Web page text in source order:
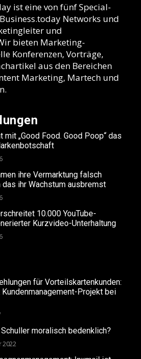
ist eine von fünf Special-
Networks und
und
bieten Marketing-
Konferenzen, Vorträge,
aus den Bereichen
Marketing, Martech und
„Good Food. Good Poop“ das
ihre Vermarktung falsch
das ihr Wachstum ausbremst
10.000 YouTube-
Kurzvideo-Unterhaltung
für Vorteilskartenkunden:
Projekt bei
moralisch bedenklich?
2022